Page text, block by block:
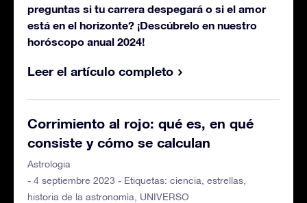
preguntas si tu carrera despegará o si el amor
está en el horizonte? ¡Descúbrelo en nuestro
horóscopo anual 2024!
Leer el artículo completo
Corrimiento al rojo: qué es, en qué
consiste y cómo se calculan
Astrologia
- 4 septiembre 2023 - Etiquetas: ciencia estrellas
historia de la astronomìa
UNIVERSO